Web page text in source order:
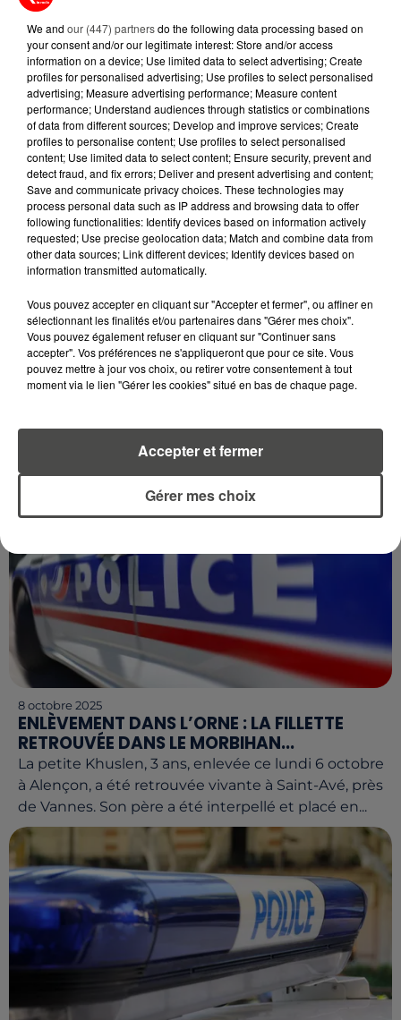
ENFANCE EN DANGER DANS LE GRAND...
Un bébé de huit mois est décédé à Châteaubriant
(Loire-Atlantique) vendredi 10 octobre. Ce drame
remet en lumière le rôle crucial des cellules...
10 octobre 2025
RENNES : UNE COLLÉGIENNE FRAPPÉE DANS
LA COUR D’UN COLLÈGE
Une adolescente de 15 ans a été violemment
un établissement privé du centre de Rennes. La
scène aurait été...
8 octobre 2025
ENLÈVEMENT DANS L’ORNE : LA FILLETTE
RETROUVÉE DANS LE MORBIHAN...
La petite Khuslen, 3 ans, enlevée ce lundi 6 octobre
à Alençon, a été retrouvée vivante à Saint-Avé, près
de Vannes. Son père a été interpellé et placé en...
We and our (447) partnersdo the following data processing based on
your consent and/or our legitimate interest: Store and/or access
information on a device; Use limited data to select advertising; Create
profiles for personalised advertising; Use profiles to select personalised
advertising; Measure advertising performance; Measure content
performance; Understand audiences through statistics or combinations
of data from different sources; Develop and improve services; Create
profiles to personalise content; Use profiles to select personalised
content; Use limited data to select content; Ensure security, prevent and
detect fraud, and fix errors; Deliver and present advertising and content;
Save and communicate privacy choices. These technologies may
process personal data such as IP address and browsing data to offer
following functionalities: Identify devices based on information actively
requested; Use precise geolocation data; Match and combine data from
other data sources; Link different devices; Identify devices based on
information transmitted automatically.
Vous pouvez accepter en cliquant sur "Accepter et fermer", ou affiner en
sélectionnant les finalités et/ou partenaires dans "Gérer mes choix".
Vous pouvez également refuser en cliquant sur "Continuer sans
accepter". Vos préférences ne s'appliqueront que pour ce site. Vous
pouvez mettre à jour vos choix, ou retirer votre consentement à tout
moment via le lien "Gérer les cookies" situé en bas de chaque page.
Gérer mes choix
Accepter et fermer